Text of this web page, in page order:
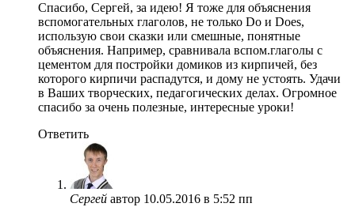
Спасибо, Сергей, за идею! Я тоже для объяснения
вспомогательных глаголов, не только Do и Does,
использую свои сказки или смешные, понятные
объяснения. Например, сравнивала вспом.глаголы с
цементом для постройки домиков из кирпичей, без
которого кирпичи распадутся, и дому не устоять. Удачи
в Ваших творческих, педагогических делах. Огромное
спасибо за очень полезные, интересные уроки!
Ответить
Сергей автор 10.05.2016 в 5:52 пп